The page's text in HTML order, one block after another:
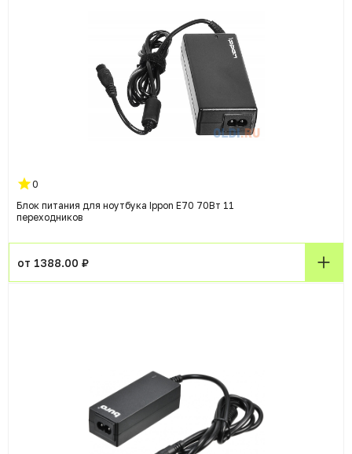
0
Блок питания для ноутбука Ippon E70 70Вт 11
переходников
от 1388.00 ₽